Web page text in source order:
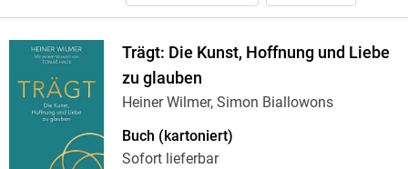
Trägt: Die Kunst, Hoffnung und Liebe
zu glauben
Heiner Wilmer, Simon Biallowons
Buch (kartoniert)
Sofort lieferbar